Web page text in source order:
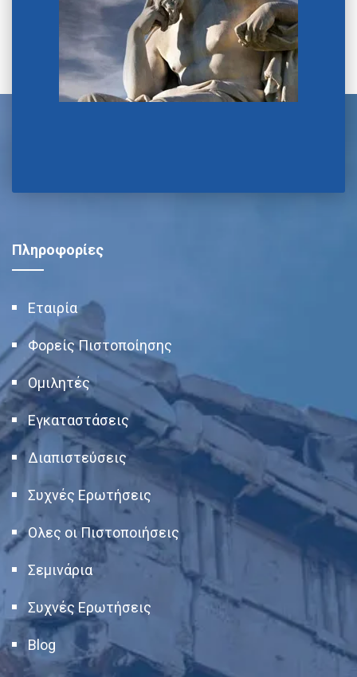
Πληροφορίες
Εταιρία
Φορείς Πιστοποίησης
Ομιλητές
Εγκαταστάσεις
Διαπιστεύσεις
Συχνές Ερωτήσεις
Ολες οι Πιστοποιήσεις
Σεμινάρια
Συχνές Ερωτήσεις
Blog